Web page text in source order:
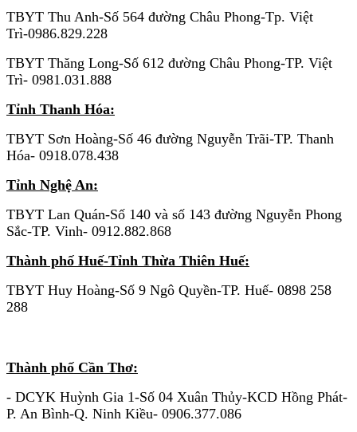
TBYT Thu Anh-Số 564 đường Châu Phong-Tp. Việt
Trì-0986.829.228
TBYT Thăng Long-Số 612 đường Châu Phong-TP. Việt
Trì- 0981.031.888
Tỉnh Thanh Hóa:
TBYT Sơn Hoàng-Số 46 đường Nguyễn Trãi-TP. Thanh
Hóa- 0918.078.438
Tỉnh Nghệ An:
TBYT Lan Quán-Số 140 và số 143 đường Nguyễn Phong
Sắc-TP. Vinh- 0912.882.868
Thành phố Huế-Tỉnh Thừa Thiên Huế:
TBYT Huy Hoàng-Số 9 Ngô Quyền-TP. Huế- 0898 258
288
Thành phố Cần Thơ:
- DCYK Huỳnh Gia 1-Số 04 Xuân Thủy-KCD Hồng Phát-
P. An Bình-Q. Ninh Kiều- 0906.377.086